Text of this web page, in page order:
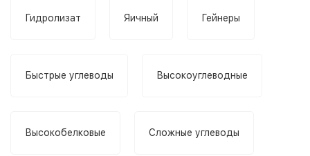
Гидролизат Яичный Гейнеры
Быстрые углеводы Высокоуглеводные
Высокобелковые Сложные углеводы